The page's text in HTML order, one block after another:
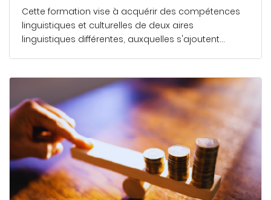
Cette formation vise à acquérir des compétences
linguistiques et culturelles de deux aires
linguistiques différentes, auxquelles s'ajoutent…